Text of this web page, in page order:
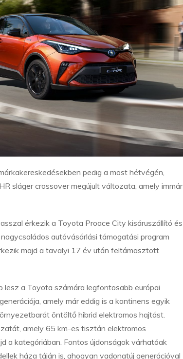
pedig a most hétvégén,
sláger crossover megújult változata, amely immár
érkezik a Toyota Proace City kisáruszállító és
autóvásárlási támogatási program
majd a tavalyi 17 év után feltámasztott
a Toyota számára legfontosabb európai
amely már eddig is a kontinens egyik
öntöltő hibrid elektromos hajtást.
amely 65 km-es tisztán elektromos
a kategóriában. Fontos újdonságok várhatóak
háza táján is, ahogyan vadonatúj generációval